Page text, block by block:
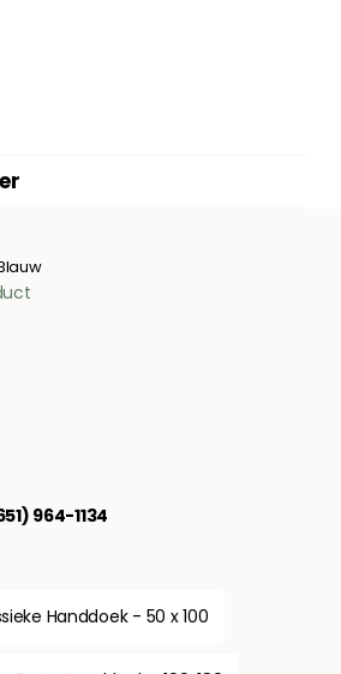
964-1134
Handdoek - 50 x 100